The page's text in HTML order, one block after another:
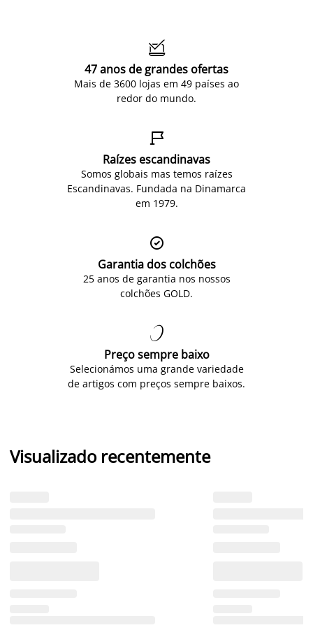

47 anos de grandes ofertas
Mais de 3600 lojas em 49 países ao
redor do mundo.

Raízes escandinavas
Somos globais mas temos raízes
Escandinavas. Fundada na Dinamarca
em 1979.

Garantia dos colchões
25 anos de garantia nos nossos
colchões GOLD.

Preço sempre baixo
Selecionámos uma grande variedade
de artigos com preços sempre baixos.
Visualizado recentemente